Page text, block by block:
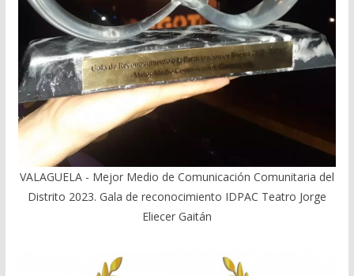
VALAGUELA - Mejor Medio de Comunicación Comunitaria del
Distrito 2023. Gala de reconocimiento IDPAC Teatro Jorge
Eliecer Gaitán